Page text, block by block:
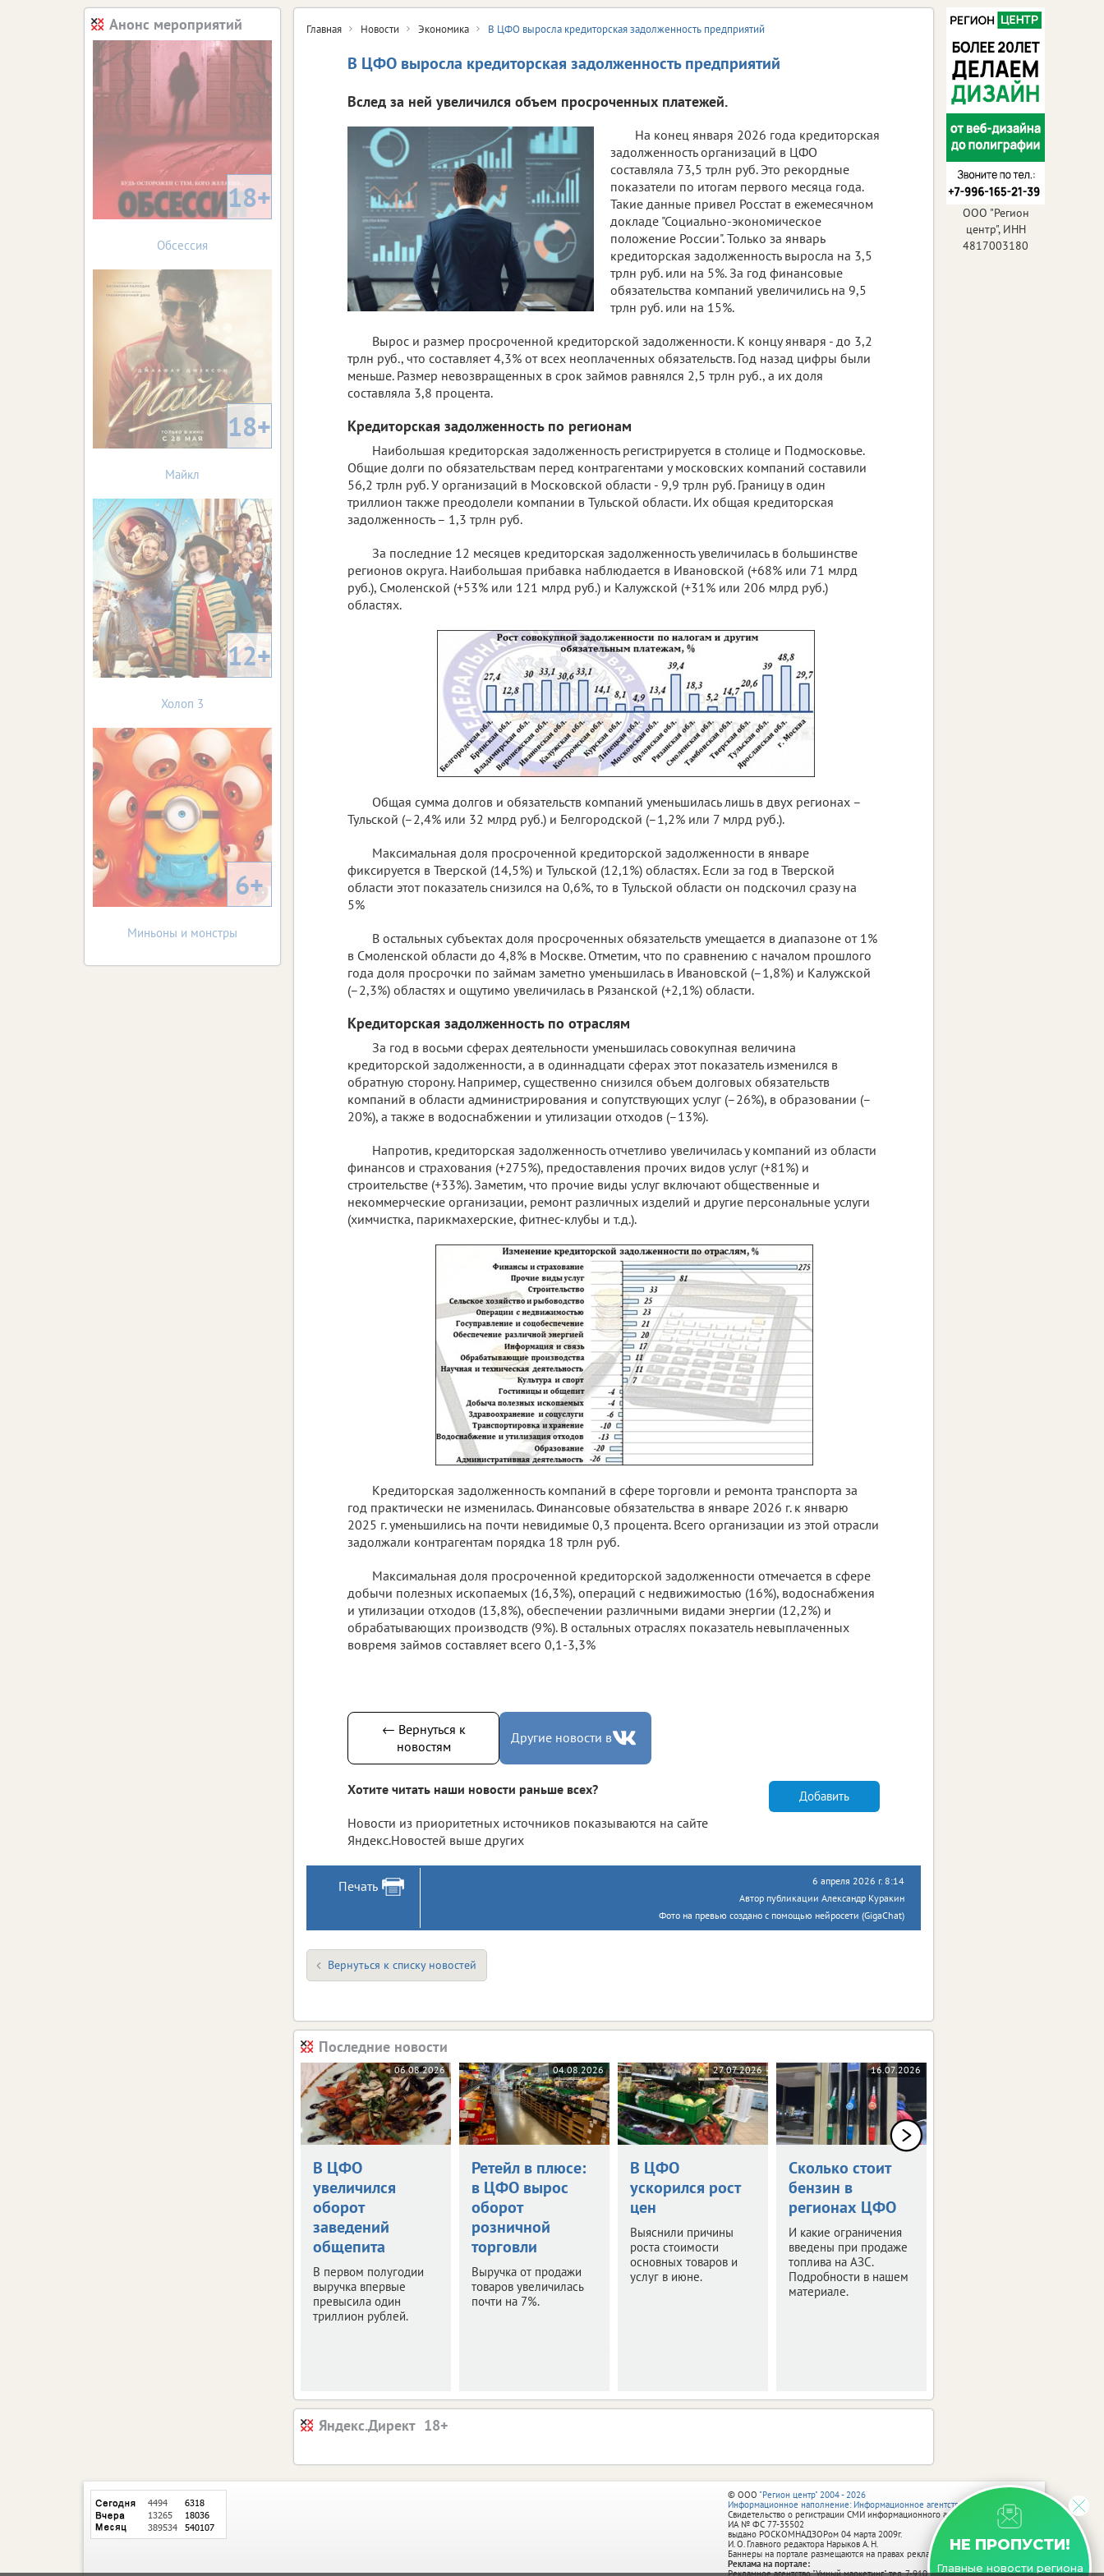
Главная Новости Экономика В ЦФО выросла кредиторская задолженность предприятий
В ЦФО выросла кредиторская задолженность предприятий
Вслед за ней увеличился объем просроченных платежей.
На конец января 2026 года кредиторская
задолженность организаций в ЦФО
составляла 73,5 трлн руб. Это рекордные
показатели по итогам первого месяца года.
Такие данные привел Росстат в ежемесячном
докладе "Социально-экономическое
положение России". Только за январь
кредиторская задолженность выросла на 3,5
трлн руб. или на 5%. За год финансовые
обязательства компаний увеличились на 9,5
трлн руб. или на 15%.
Вырос и размер просроченной кредиторской задолженности. К концу января - до 3,2
трлн руб., что составляет 4,3% от всех неоплаченных обязательств. Год назад цифры были
меньше. Размер невозвращенных в срок займов равнялся 2,5 трлн руб., а их доля
составляла 3,8 процента.
Кредиторская задолженность по регионам
Наибольшая кредиторская задолженность регистрируется в столице и Подмосковье.
Общие долги по обязательствам перед контрагентами у московских компаний составили
56,2 трлн руб. У организаций в Московской области - 9,9 трлн руб. Границу в один
триллион также преодолели компании в Тульской области. Их общая кредиторская
задолженность – 1,3 трлн руб.
За последние 12 месяцев кредиторская задолженность увеличилась в большинстве
регионов округа. Наибольшая прибавка наблюдается в Ивановской (+68% или 71 млрд
руб.), Смоленской (+53% или 121 млрд руб.) и Калужской (+31% или 206 млрд руб.)
областях.
Общая сумма долгов и обязательств компаний уменьшилась лишь в двух регионах –
Тульской (–2,4% или 32 млрд руб.) и Белгородской (–1,2% или 7 млрд руб.).
Максимальная доля просроченной кредиторской задолженности в январе
фиксируется в Тверской (14,5%) и Тульской (12,1%) областях. Если за год в Тверской
области этот показатель снизился на 0,6%, то в Тульской области он подскочил сразу на
5%
В остальных субъектах доля просроченных обязательств умещается в диапазоне от 1%
в Смоленской области до 4,8% в Москве. Отметим, что по сравнению с началом прошлого
года доля просрочки по займам заметно уменьшилась в Ивановской (–1,8%) и Калужской
(–2,3%) областях и ощутимо увеличилась в Рязанской (+2,1%) области.
Кредиторская задолженность по отраслям
За год в восьми сферах деятельности уменьшилась совокупная величина
кредиторской задолженности, а в одиннадцати сферах этот показатель изменился в
обратную сторону. Например, существенно снизился объем долговых обязательств
компаний в области администрирования и сопутствующих услуг (–26%), в образовании (–
20%), а также в водоснабжении и утилизации отходов (–13%).
Напротив, кредиторская задолженность отчетливо увеличилась у компаний из области
финансов и страхования (+275%), предоставления прочих видов услуг (+81%) и
строительстве (+33%). Заметим, что прочие виды услуг включают общественные и
некоммерческие организации, ремонт различных изделий и другие персональные услуги
(химчистка, парикмахерские, фитнес-клубы и т.д.).
Кредиторская задолженность компаний в сфере торговли и ремонта транспорта за
год практически не изменилась. Финансовые обязательства в январе 2026 г. к январю
2025 г. уменьшились на почти невидимые 0,3 процента. Всего организации из этой отрасли
задолжали контрагентам порядка 18 трлн руб.
Максимальная доля просроченной кредиторской задолженности отмечается в сфере
добычи полезных ископаемых (16,3%), операций с недвижимостью (16%), водоснабжения
и утилизации отходов (13,8%), обеспечении различными видами энергии (12,2%) и
обрабатывающих производств (9%). В остальных отраслях показатель невыплаченных
вовремя займов составляет всего 0,1-3,3%
← Вернуться к
новостям
Другие новости в
Хотите читать наши новости раньше всех?
Новости из приоритетных источников показываются на сайте
Яндекс.Новостей выше других
Добавить
Печать
6 апреля 2026 г. 8:14
Автор публикации Александр Куракин
Фото на превью создано с помощью нейросети (GigaChat)
Вернуться к списку новостей
Последние новости
06.08.2026
В ЦФО
увеличился
оборот
заведений
общепита
В первом полугодии
выручка впервые
превысила один
триллион рублей.
04.08.2026
Ретейл в плюсе:
в ЦФО вырос
оборот
розничной
торговли
Выручка от продажи
товаров увеличилась
почти на 7%.
27.07.2026
В ЦФО
ускорился рост
цен
Выяснили причины
роста стоимости
основных товаров и
услуг в июне.
16.07.2026
Сколько стоит
бензин в
регионах ЦФО
И какие ограничения
введены при продаже
топлива на АЗС.
Подробности в нашем
материале.
Яндекс.Директ
Анонс мероприятий
18+
Обсессия
18+
Майкл
12+
Холоп 3
6+
Миньоны и монстры
ООО "Регион
центр", ИНН
4817003180
НЕ ПРОПУСТИ!
Главные новости региона
© ООО "Регион центр" 2004 - 2026
Информационное наполнение: Информационное агентство vRossii.ru
Свидетельство о регистрации СМИ информационного агентства vRossii.ru
ИА № ФС 77‑35502
выдано РОСКОМНАДЗОРом 04 марта 2009г.
И. О. Главного редактора Нарыков А. Н.
Баннеры на портале размещаются на правах рекламы.
Реклама на портале:
Рекламное агентство "Умный маркетинг" тел. 7-910-267-70-40,